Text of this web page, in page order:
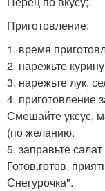
Приготовление:
1. время
2. нарежьте
3. нарежьте лук,
4. приготовление
Смешайте уксус,
(по желанию.
5. заправьте
Готов.готов.
Снегурочка".